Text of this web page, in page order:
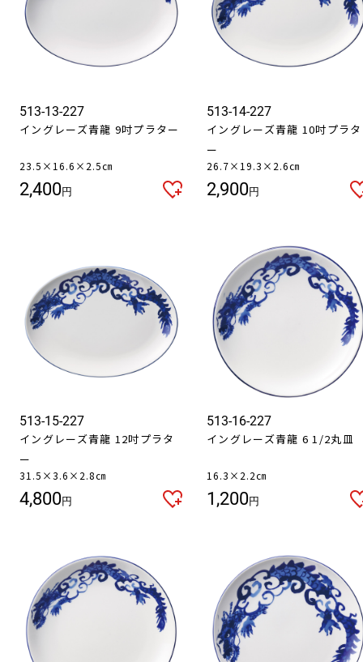
513-13-227
イングレーズ青龍 9吋プラター
23.5×16.6×2.5㎝
2,400円
513-14-227
イングレーズ青龍 10吋プラタ
ー
26.7×19.3×2.6㎝
2,900円
513-15-227
イングレーズ青龍 12吋プラタ
ー
31.5×3.6×2.8㎝
4,800円
513-16-227
イングレーズ青龍 6 1/2丸皿
16.3×2.2㎝
1,200円